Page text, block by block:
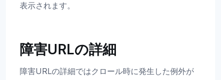
表示されます。
障害URLの詳細
障害URLの詳細ではクロール時に発生した例外が